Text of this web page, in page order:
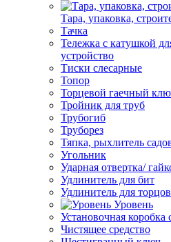
Тара, упаковка,
Тачка
Тележка с катушкой
устройство
Тиски слесарные
Топор
Торцевой гаечный
Тройник для труб
Трубогиб
Труборез
Тяпка, рыхлитель
Угольник
Ударная отвертка/
Удлинитель для бит
Удлинитель для
Уровень
Установочная
Чистящее средство